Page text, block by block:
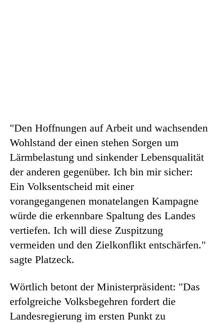
"Den Hoffnungen auf Arbeit und wachsenden
Wohlstand der einen stehen Sorgen um
Lärmbelastung und sinkender Lebensqualität
der anderen gegenüber. Ich bin mir sicher:
Ein Volksentscheid mit einer
vorangegangenen monatelangen Kampagne
würde die erkennbare Spaltung des Landes
vertiefen. Ich will diese Zuspitzung
vermeiden und den Zielkonflikt entschärfen."
sagte Platzeck.
Wörtlich betont der Ministerpräsident: "Das
erfolgreiche Volksbegehren fordert die
Landesregierung im ersten Punkt zu